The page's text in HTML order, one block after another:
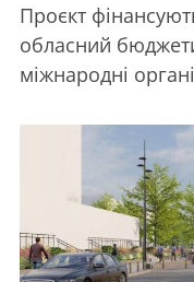
Проєкт
обласний
міжнародні